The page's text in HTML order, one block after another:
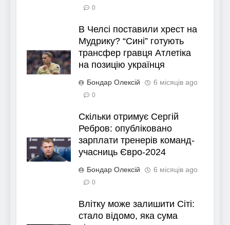
0
В Челсі поставили хрест на
Мудрику? “Сині” готують
трансфер гравця Атлетіка
на позицію українця
Бондар Олексій 6 місяців ago
0
Скільки отримує Сергій
Ребров: опубліковано
зарплати тренерів команд-
учасниць Євро-2024
Бондар Олексій 6 місяців ago
0
Влітку може залишити Сіті:
стало відомо, яка сума